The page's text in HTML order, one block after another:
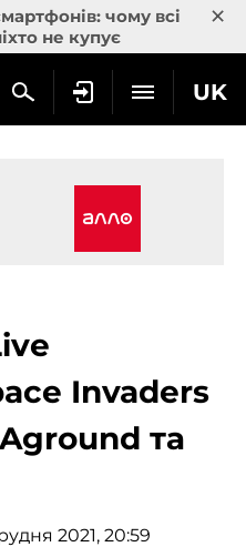
чому всі
не купує
×
UK
Invaders
та
2021, 20:59